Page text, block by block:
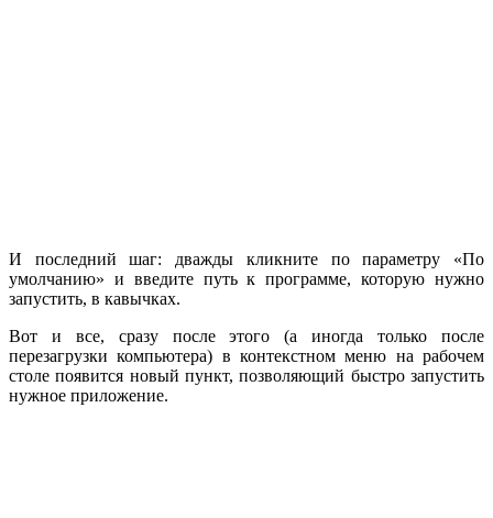
И последний шаг: дважды кликните по параметру «По
умолчанию» и введите путь к программе, которую нужно
запустить, в кавычках.
Вот и все, сразу после этого (а иногда только после
перезагрузки компьютера) в контекстном меню на рабочем
столе появится новый пункт, позволяющий быстро запустить
нужное приложение.